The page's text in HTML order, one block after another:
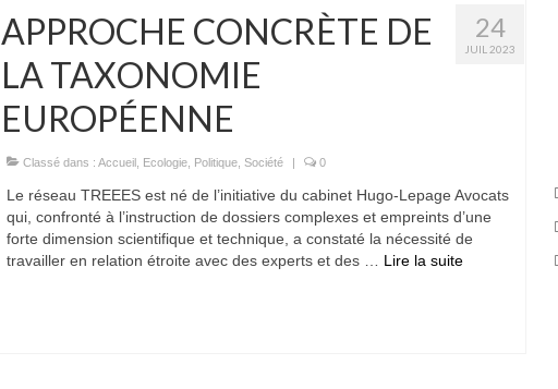
24
JUIL 2023
APPROCHE CONCRÈTE DE
LA TAXONOMIE
EUROPÉENNE
Classé dans : Accueil, Ecologie, Politique, Société | 0
Le réseau TREEES est né de l’initiative du cabinet Hugo-Lepage Avocats
qui, confronté à l’instruction de dossiers complexes et empreints d’une
forte dimension scientifique et technique, a constaté la nécessité de
travailler en relation étroite avec des experts et des … Lire la suite­­